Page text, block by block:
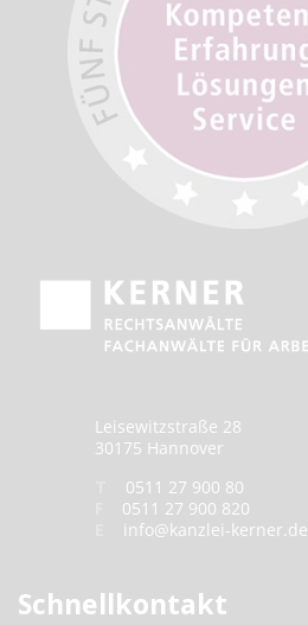
Leisewitzstraße 28
30175 Hannover
0511 27 900 80
0511 27 900 820
info@kanzlei-kerner.de
Schnellkontakt